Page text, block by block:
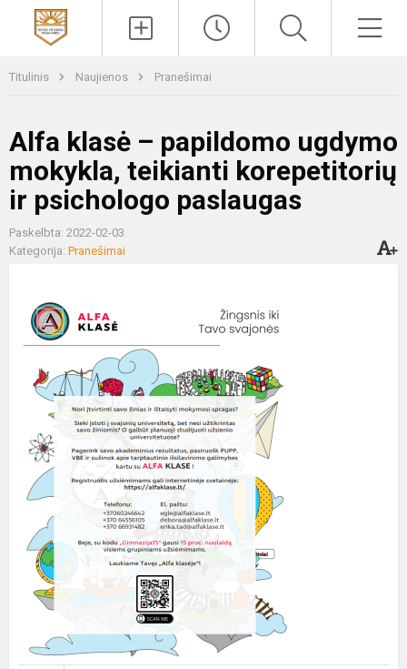
Titulinis Naujienos Pranešimai
Alfa klasė – papildomo ugdymo
mokykla, teikianti korepetitorių
ir psichologo paslaugas
Paskelbta: 2022-02-03
Kategorija: Pranešimai